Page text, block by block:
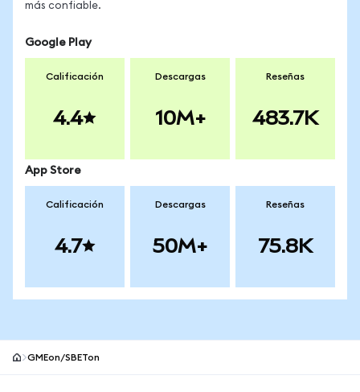
más confiable.
Google Play
Calificación
4.4
Descargas
10M+
Reseñas
483.7K
App Store
Calificación
4.7
Descargas
50M+
Reseñas
75.8K
GMEon/SBETon